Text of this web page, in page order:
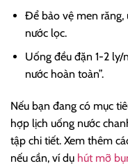
Để bảo vệ men răng,
nước lọc.
Uống đều đặn 1-2 ly/
nước hoàn toàn”.
Nếu bạn đang có mục
hợp lịch uống nước
tập chi tiết. Xem thêm
nếu cần, ví dụ hút mỡ